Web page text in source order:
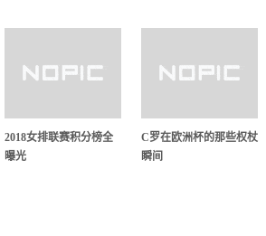
2018女排联赛积分榜全
曝光
C罗在欧洲杯的那些权杖
瞬间